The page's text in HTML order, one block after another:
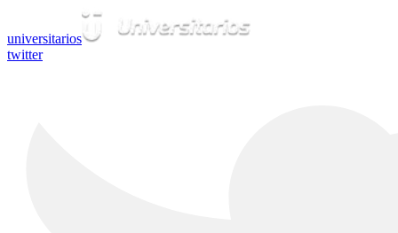
universitarios
twitter